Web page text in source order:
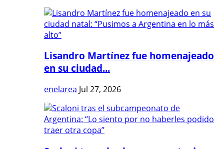
Lisandro Martínez fue homenajeado
en su ciudad...
enelarea Jul 27, 2026